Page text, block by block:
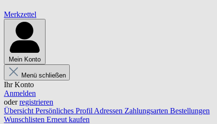
Merkzettel
Mein Konto
Menü schließen
Ihr Konto
Anmelden
oderregistrieren
Übersicht Persönliches Profil Adressen Zahlungsarten Bestellungen
Wunschlisten Erneut kaufen